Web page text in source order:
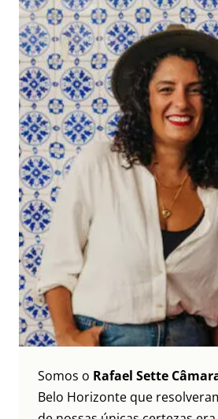
Somos o Rafael Sette
Belo Horizonte que